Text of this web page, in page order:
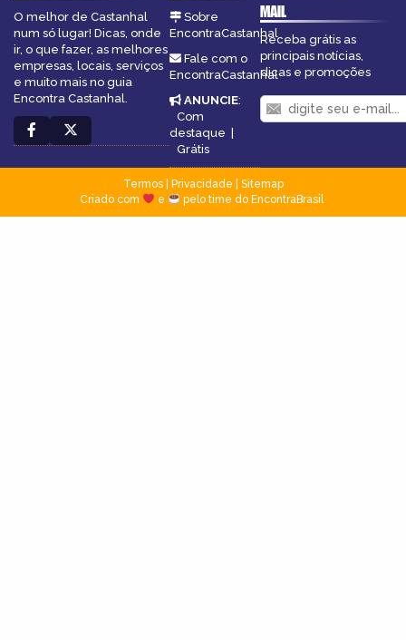
O melhor de Castanhal
num só lugar! Dicas, onde
ir, o que fazer, as melhores
empresas, locais, serviços
e muito mais no guia
Encontra Castanhal.
Sobre
EncontraCastanhal
Fale com o
EncontraCastanhal
ANUNCIE:
Com
destaque
Grátis
MAIL
Receba grátis as
principais notícias,
dicas e promoções
Termos| Privacidade
Sitemap
Criado com
e pelo time do EncontraBrasil